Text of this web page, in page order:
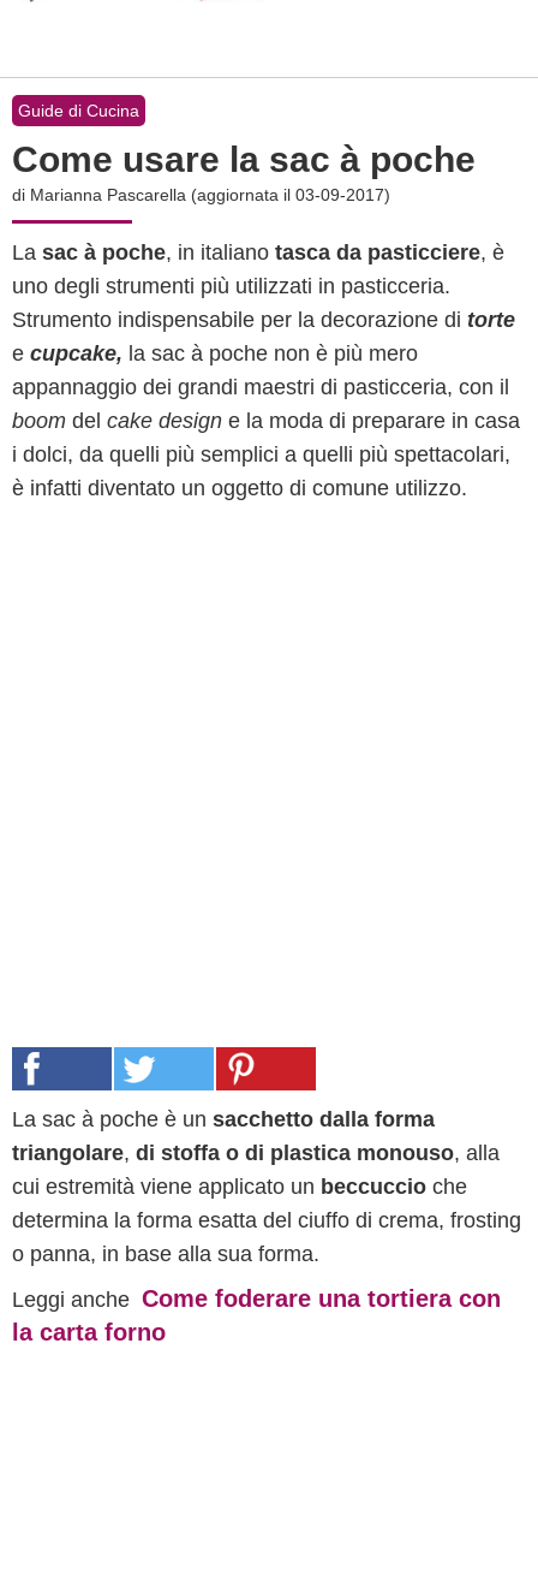
Guide di Cucina
Come usare la sac à poche
di Marianna Pascarella (aggiornata il 03-09-2017)
La sac à poche, in italiano tasca da pasticciere, è
uno degli strumenti più utilizzati in pasticceria.
Strumento indispensabile per la decorazione di torte
e cupcake, la sac à poche non è più mero
appannaggio dei grandi maestri di pasticceria, con il
boom del cake design e la moda di preparare in casa
i dolci, da quelli più semplici a quelli più spettacolari,
è infatti diventato un oggetto di comune utilizzo.
La sac à poche è un sacchetto dalla forma
triangolare, di stoffa o di plastica monouso, alla
cui estremità viene applicato un beccuccio che
determina la forma esatta del ciuffo di crema, frosting
o panna, in base alla sua forma.
Leggi anche Come foderare una tortiera con
la carta forno